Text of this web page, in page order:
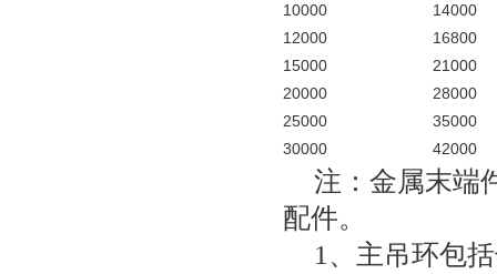
10000
14000
12000
16800
15000
21000
20000
28000
25000
35000
30000
42000
注：金属末端
配件。
1、主吊环包